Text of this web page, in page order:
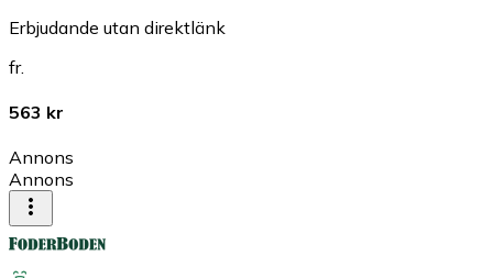
Erbjudande utan direktlänk
fr.
563 kr
Annons
Annons